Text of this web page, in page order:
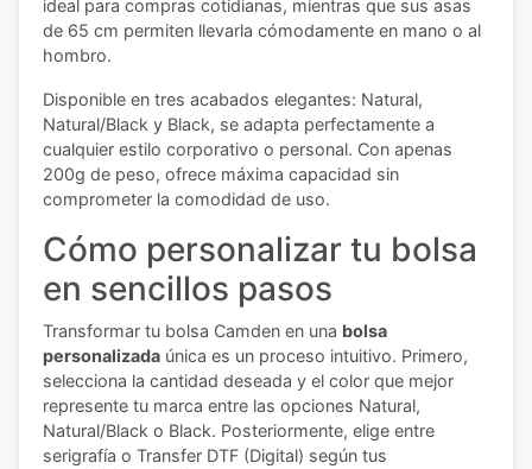
ideal para compras cotidianas, mientras que sus asas
de 65 cm permiten llevarla cómodamente en mano o al
hombro.
Disponible en tres acabados elegantes: Natural,
Natural/Black y Black, se adapta perfectamente a
cualquier estilo corporativo o personal. Con apenas
200g de peso, ofrece máxima capacidad sin
comprometer la comodidad de uso.
Cómo personalizar tu bolsa
en sencillos pasos
Transformar tu bolsa Camden en una bolsa
personalizada única es un proceso intuitivo. Primero,
selecciona la cantidad deseada y el color que mejor
represente tu marca entre las opciones Natural,
Natural/Black o Black. Posteriormente, elige entre
serigrafía o Transfer DTF (Digital) según tus